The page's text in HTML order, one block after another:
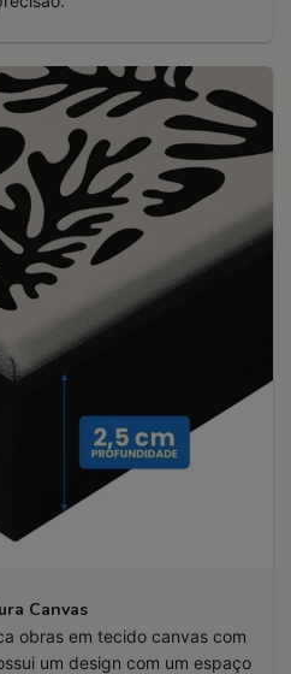
Canvas
obras em tecido canvas com
um design com um espaço